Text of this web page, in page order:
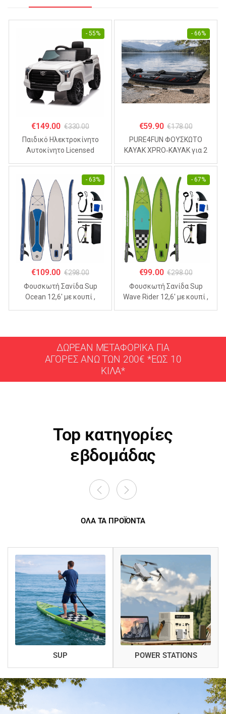
- 55%
€149.00 €330.00
Παιδικό Ηλεκτροκίνητο
Αυτοκίνητο Licensed
- 66%
€59.90 €178.00
PURE4FUN ΦΟΥΣΚΩΤΟ
KAYAK XPRO‑KAYAK για 2
- 63%
€109.00 €298.00
Φουσκωτή Σανίδα Sup
Ocean 12,6′ με κουπί ,
- 67%
€99.00 €298.00
Φουσκωτή Σανίδα Sup
Wave Rider 12,6′ με κουπί ,
ΔΩΡΕΑΝ ΜΕΤΑΦΟΡΙΚΑ ΓΙΑ
ΑΓΟΡΕΣ ΑΝΩ ΤΩΝ 200€ *ΕΩΣ 10
ΚΙΛΑ*
Top κατηγορίες
εβδομάδας
ΟΛΑ ΤΑ ΠΡΟΪΟΝΤΑ
SUP POWER STATIONS